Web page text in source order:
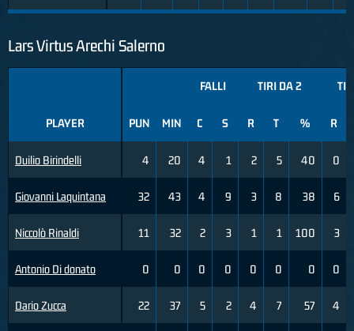
Lars Virtus Arechi Salerno
PLAYER
Duilio Birindelli
Giovanni Laquintana
Niccolò Rinaldi
Antonio Di donato
Dario Zucca
FALLI TIRI DA 2
PUN MIN C S R T % R
4 20 4 1 2 5 40 0
32 43 4 9 3 8 38 6
11 32 2 3 1 1 100 3
0 0 0 0 0 0 0 0
22 37 5 2 4 7 57 4